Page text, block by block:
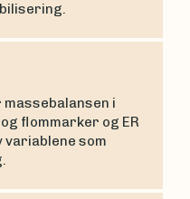
i
flommarker og ER
som